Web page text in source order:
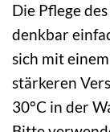
Die Pflege
denkbar
sich mit
stärkeren
30°C in der